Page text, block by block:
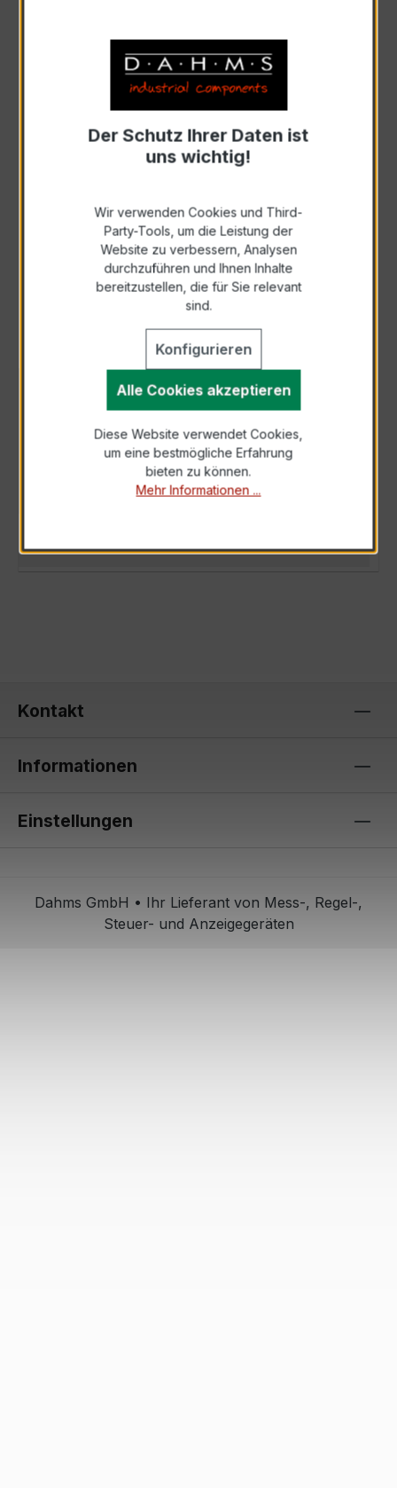
Scheinleistung (VA)auswählen
Auswahl zurücksetzen
Anfrage schriftlich
Als PDF exportieren
BESCHREIBUNG
Der Wickelstromwandler WSK 40N 40/5A
10VA Kl.0,5 ist ein kompakter, hochpräziser
Niederspannungs-Messwandler der bewährten
Kontakt
Informationen
Einstellungen
Dahms GmbH • Ihr Lieferant von Mess-, Regel-,
Steuer- und Anzeigegeräten
Der Schutz Ihrer Daten ist
uns wichtig!
Wir verwenden Cookies und Third-
Party-Tools, um die Leistung der
Website zu verbessern, Analysen
durchzuführen und Ihnen Inhalte
bereitzustellen, die für Sie relevant
sind.
Konfigurieren
Alle Cookies akzeptieren
Diese Website verwendet Cookies,
um eine bestmögliche Erfahrung
bieten zu können.
Mehr Informationen ...